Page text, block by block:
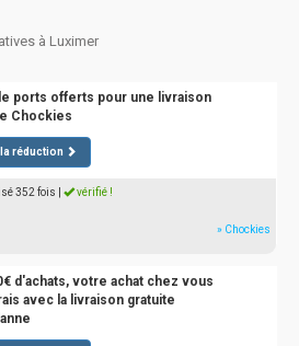
à Luximer
ports offerts pour une livraison
Chockies
réduction
352 fois vérifié !
» Chockies
d'achats, votre achat chez vous
avec la livraison gratuite